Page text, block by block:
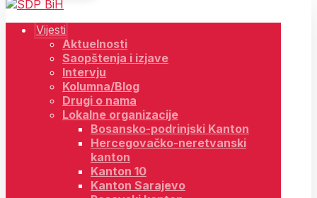
Vijesti
Aktuelnosti
Saopštenja i izjave
Intervju
Kolumna/Blog
Drugi o nama
Lokalne organizacije
Bosansko-podrinjski Kanton
Hercegovačko-neretvanski
kanton
Kanton 10
Kanton Sarajevo